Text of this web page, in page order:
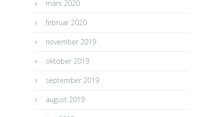
mars 2020
februar 2020
november 2019
oktober 2019
september 2019
august 2019